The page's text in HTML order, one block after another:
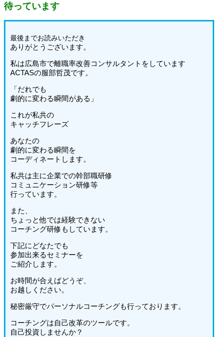
待っています
最後までお読みいただき
ありがとうございます。
私は広島市で離職率改善コンサルタントをしています
ACTASの服部哲茂です。
「だれでも
劇的に変わる瞬間がある」
これが私共の
キャッチフレーズ
あなたの
劇的に変わる瞬間を
コーディネートします。
私共は主に企業での幹部職研修
コミュニケーション研修等
行っています。
また、
ちょっと他では経験できない
コーチング研修もしています。
下記にどなたでも
参加出来るセミナーを
ご紹介します。
お時間が合えばどうぞ、
お越しください。
秘密厳守でパーソナルコーチングも行っております。
コーチングは自己改革のツールです。
自己投資しませんか？